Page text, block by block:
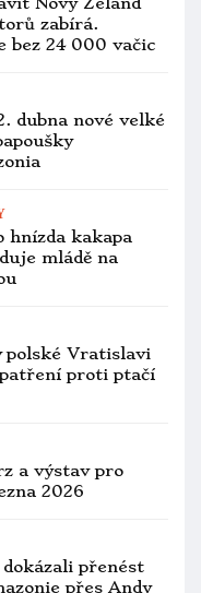
chovu
veterinární
žádá ale
ostrova:
se
a výstav pro
2026
vrátilo ze
jen 86 kriticky
mníšky šedé,
Zapojí i